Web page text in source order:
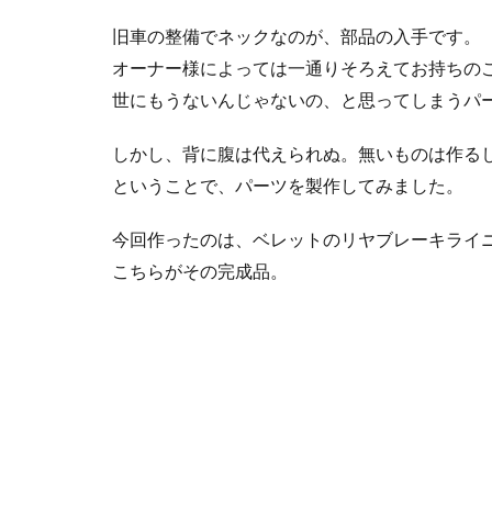
旧車の整備でネックなのが、部品の入手です。
オーナー様によっては一通りそろえてお持ち
世にもうないんじゃないの、と思ってしまうパ
しかし、背に腹は代えられぬ。無いものは作る
ということで、パーツを製作してみました。
今回作ったのは、ベレットのリヤブレーキライ
こちらがその完成品。